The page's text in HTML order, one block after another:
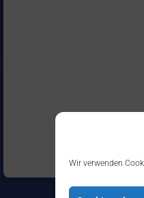
Wir verwenden